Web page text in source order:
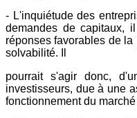
- L'inquiétude des
demandes de capitaux,
réponses favorables de
solvabilité. Il
pourrait s'agir donc,
investisseurs, due à une
fonctionnement du